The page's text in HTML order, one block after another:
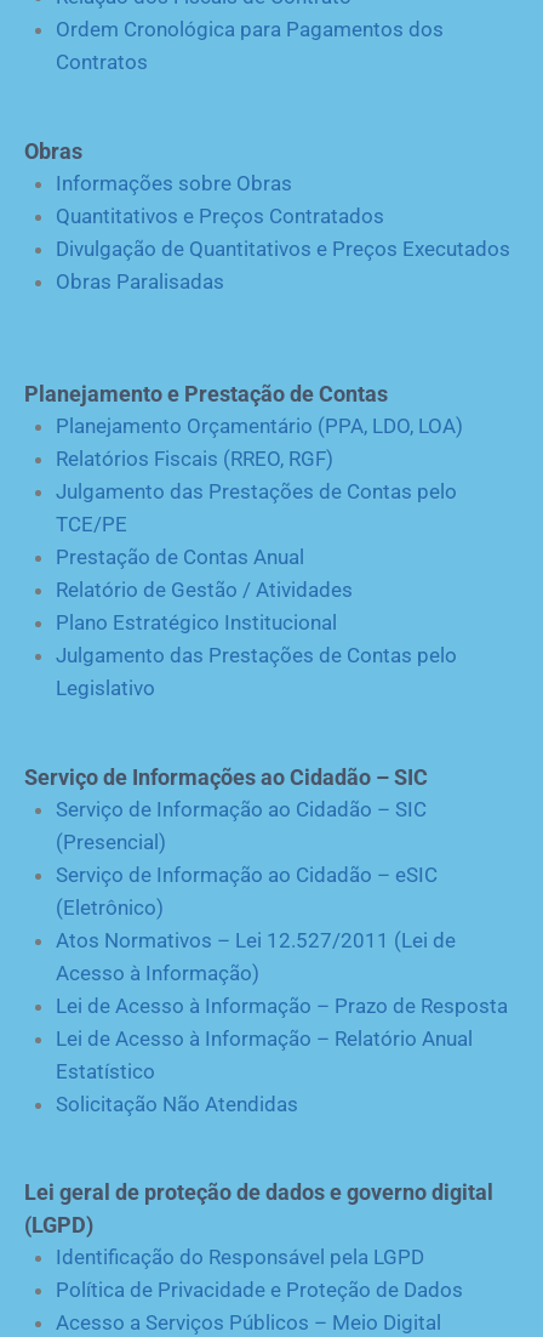
Ordem Cronológica para Pagamentos dos
Contratos
Obras
Informações sobre Obras
Quantitativos e Preços Contratados
Divulgação de Quantitativos e Preços Executados
Obras Paralisadas
Planejamento e Prestação de Contas
Planejamento Orçamentário (PPA, LDO, LOA)
Relatórios Fiscais (RREO, RGF)
Julgamento das Prestações de Contas pelo
TCE/PE
Prestação de Contas Anual
Relatório de Gestão / Atividades
Plano Estratégico Institucional
Julgamento das Prestações de Contas pelo
Legislativo
Serviço de Informações ao Cidadão – SIC
Serviço de Informação ao Cidadão – SIC
(Presencial)
Serviço de Informação ao Cidadão – eSIC
(Eletrônico)
Atos Normativos – Lei 12.527/2011 (Lei de
Acesso à Informação)
Lei de Acesso à Informação – Prazo de Resposta
Lei de Acesso à Informação – Relatório Anual
Estatístico
Solicitação Não Atendidas
Lei geral de proteção de dados e governo digital
(LGPD)
Identificação do Responsável pela LGPD
Política de Privacidade e Proteção de Dados
Acesso a Serviços Públicos – Meio Digital